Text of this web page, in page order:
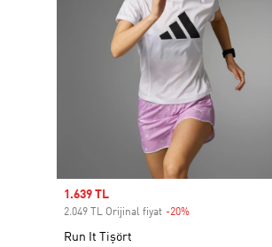
Sale price
1.639 TL
2.049 TL Orijinal fiyat -20%
Run It Tişört